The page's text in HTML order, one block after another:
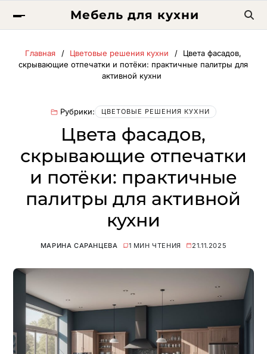
Мебель для кухни
Главная Цветовые решения кухни
Цвета фасадов,
скрывающие отпечатки и потёки: практичные палитры для
активной кухни
Рубрики: ЦВЕТОВЫЕ РЕШЕНИЯ КУХНИ
Цвета фасадов,
скрывающие отпечатки
и потёки: практичные
палитры для активной
кухни
МАРИНА САРАНЦЕВА 1 МИН ЧТЕНИЯ 21.11.2025